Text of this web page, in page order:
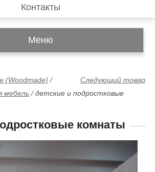
Контакты
Меню
Следующий товар
(Woodmade) /
мебель /детские и подростковые
комнаты